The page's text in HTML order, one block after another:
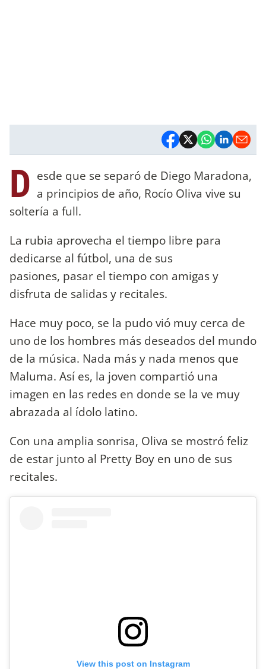
D esde que se separó de Diego Maradona,
a principios de año, Rocío Oliva vive su
soltería a full.
La rubia aprovecha el tiempo libre para
dedicarse al fútbol, una de sus
pasiones, pasar el tiempo con amigas y
disfruta de salidas y recitales.
Hace muy poco, se la pudo vió muy cerca de
uno de los hombres más deseados del mundo
de la música. Nada más y nada menos que
Maluma. Así es, la joven compartió una
imagen en las redes en donde se la ve muy
abrazada al ídolo latino.
Con una amplia sonrisa, Oliva se mostró feliz
de estar junto al Pretty Boy en uno de sus
recitales.
View this post on Instagram